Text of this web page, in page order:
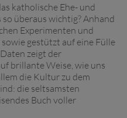
katholische Ehe- und
überaus wichtig? Anhand
Experimenten und
gestützt auf eine Fülle
zeigt der
brillante Weise, wie uns
die Kultur zu dem
die seltsamsten
Buch voller